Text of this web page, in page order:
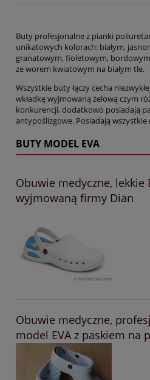
Buty profesjonalne z pianki
unikatowych kolorach: białym,
granatowym, fioletowym,
ze worem kwiatowym na białym tle.
Wszystkie buty łączy cecha
wkładkę wyjmowaną żelową czym
konkurencji, dodatkowo posiadają
antypoślizgowe. Posiadają
BUTY MODEL EVA
Obuwie medyczne, lekkie
wyjmowaną firmy Dian
Obuwie medyczne,
model EVA z paskiem na